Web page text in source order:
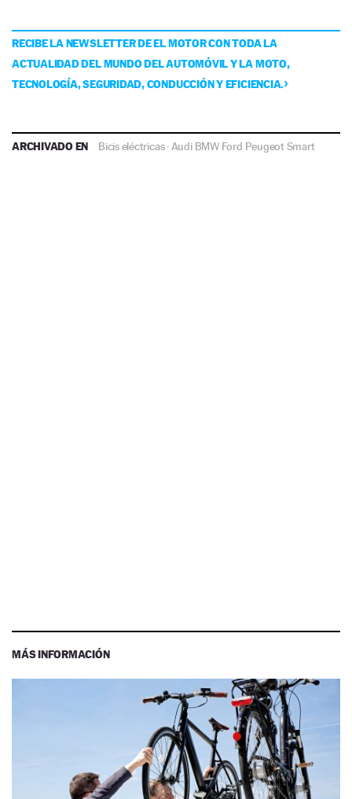
RECIBE LA NEWSLETTER DE EL MOTOR CON TODA LA
ACTUALIDAD DEL MUNDO DEL AUTOMÓVIL Y LA MOTO,
TECNOLOGÍA, SEGURIDAD, CONDUCCIÓN Y EFICIENCIA.
ARCHIVADO EN Bicis eléctricas· Audi BMW Ford PeugeotSmart
MÁS INFORMACIÓN